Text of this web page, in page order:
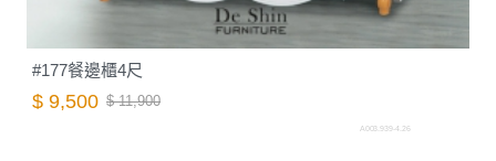
#177餐邊櫃4尺
$ 9,500 $ 11,900
A003.939-4.26